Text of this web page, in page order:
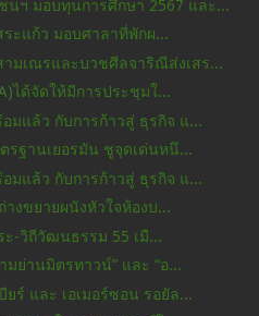
ฯ มอบทุนการศึกษา 2567 และ...
ะแก้ว มอบศาลาที่พักผ...
มเณรและบวชศีลจาริณีส่งเสร...
ได้จัดให้มีการประชุมใ...
อมแล้ว กับการก้าวสู่ ธุรกิจ แ...
รฐานเยอรมัน ชูจุดเด่นหนึ...
อมแล้ว กับการก้าวสู่ ธุรกิจ แ...
งขยายผนังหัวใจห้องบ...
ะ-วิถีวัฒนธรรม 55 เมื...
มย่านมิตรทาวน์” และ “อ...
ร์ และ เอเมอร์ซอน รอยัล...